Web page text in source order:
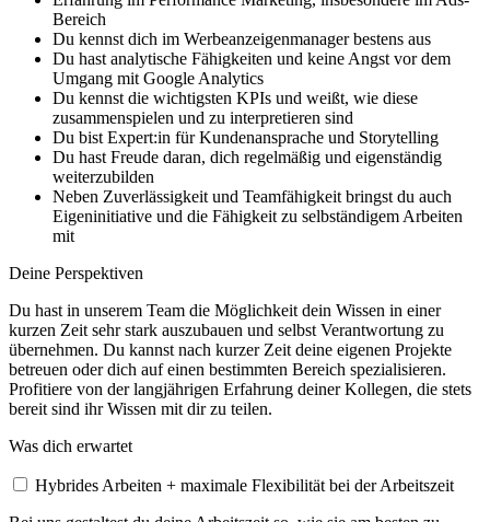
Bereich
Du kennst dich im Werbeanzeigenmanager bestens aus
Du hast analytische Fähigkeiten und keine Angst vor dem
Umgang mit Google Analytics
Du kennst die wichtigsten KPIs und weißt, wie diese
zusammenspielen und zu interpretieren sind
Du bist Expert:in für Kundenansprache und Storytelling
Du hast Freude daran, dich regelmäßig und eigenständig
weiterzubilden
Neben Zuverlässigkeit und Teamfähigkeit bringst du auch
Eigeninitiative und die Fähigkeit zu selbständigem Arbeiten
mit
Deine Perspektiven
Du hast in unserem Team die Möglichkeit dein Wissen in einer
kurzen Zeit sehr stark auszubauen und selbst Verantwortung zu
übernehmen. Du kannst nach kurzer Zeit deine eigenen Projekte
betreuen oder dich auf einen bestimmten Bereich spezialisieren.
Profitiere von der langjährigen Erfahrung deiner Kollegen, die stets
bereit sind ihr Wissen mit dir zu teilen.
Was dich erwartet
Hybrides Arbeiten + maximale Flexibilität bei der Arbeitszeit